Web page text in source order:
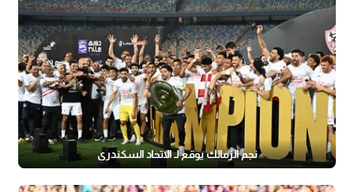
نجم الزمالك يوقع لـ الاتحاد السكندري